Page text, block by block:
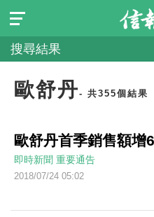
搜尋結果
歐舒丹- 共355個結果
歐舒丹首季銷售額增
即時新聞 重要通告
2018/07/24 05:02